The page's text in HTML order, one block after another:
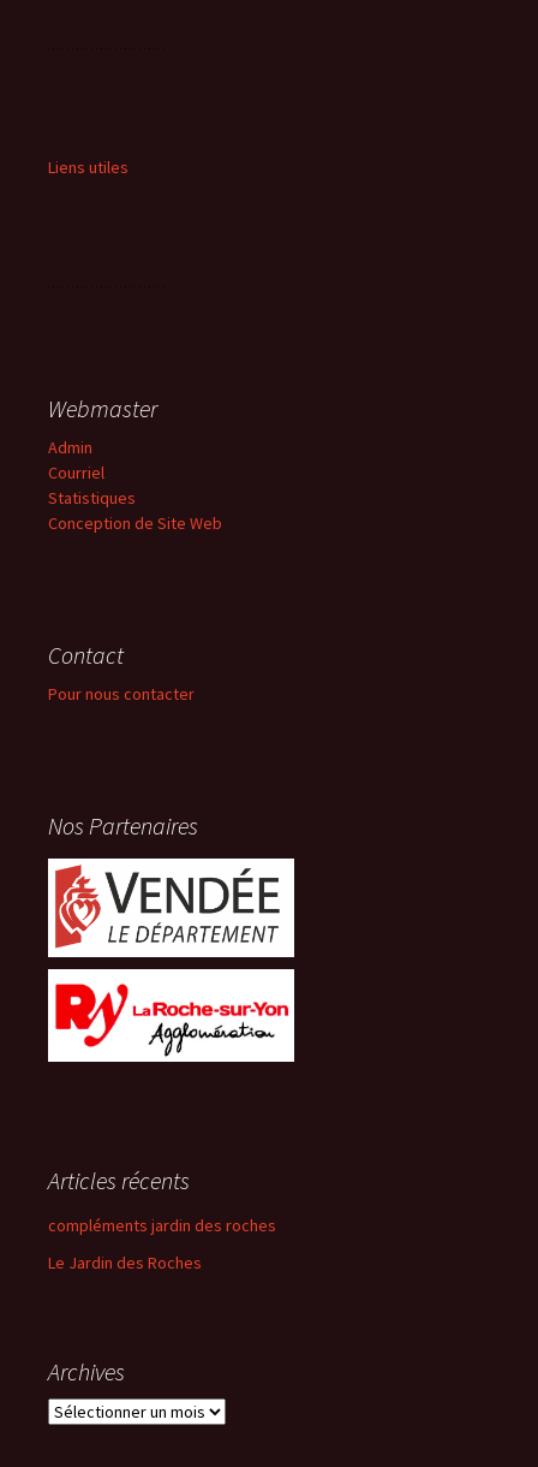
Liens utiles
Webmaster
Admin
Courriel
Statistiques
Conception de Site Web
Contact
Pour nous contacter
Nos Partenaires
Articles récents
compléments jardin des roches
Le Jardin des Roches
Archives
Archives